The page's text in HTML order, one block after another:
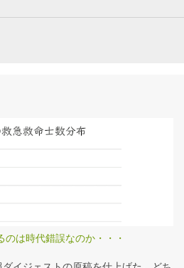
のは時代錯誤なのか・・・